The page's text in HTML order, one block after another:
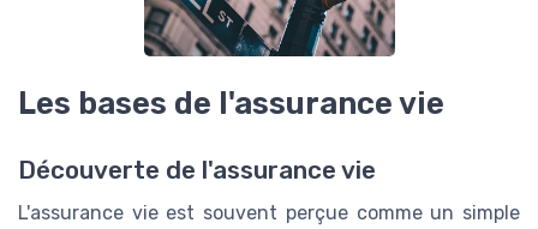
Les bases de l'assurance vie
Découverte de l'assurance vie
L'assurance vie est souvent perçue comme un simple